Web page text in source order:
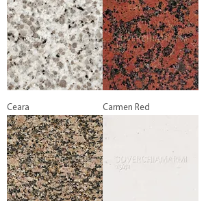
Ceara Carmen Red